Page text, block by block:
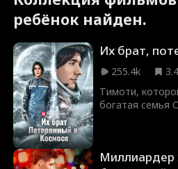
ребёнок найден.
Их брат,
255.4k
Тимоти,
богатая семья
манипуляций он
Миллиардер